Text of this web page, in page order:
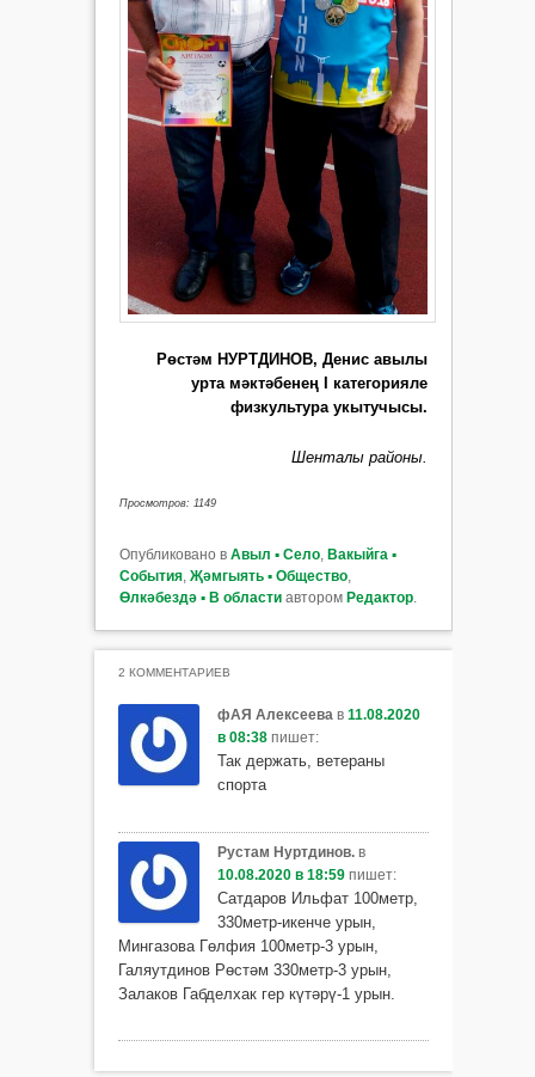
Рөстәм НУРТДИНОВ, Денис авылы
урта мәктәбенең I категорияле
физкультура укытучысы.
Шенталы районы.
Просмотров: 1149
Опубликовано в Авыл ▪ Село, Вакыйга ▪
События, Җәмгыять ▪ Общество,
Өлкәбездә ▪ В областиавтором Редактор.
2 КОММЕНТАРИЕВ
фАЯ Алексеевав 11.08.2020
в 08:38 пишет:
Так держать, ветераны
спорта
Рустам Нуртдинов.в
10.08.2020 в 18:59 пишет:
Сатдаров Ильфат 100метр,
330метр-икенче урын,
Мингазова Гөлфия 100метр-3 урын,
Галяутдинов Рөстәм 330метр-3 урын,
Залаков Габделхак гер күтәрү-1 урын.